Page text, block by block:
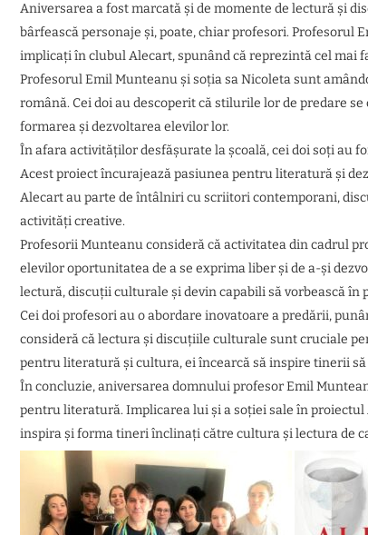
Aniversarea a fost marcată și de momente de lectură și
bârfească personaje și, poate, chiar profesori.
implicați în clubul Alecart, spunând că reprezintă cel mai
Profesorul Emil Munteanu și soția sa Nicoleta sunt
română. Cei doi au descoperit că stilurile lor de predare
formarea și dezvoltarea elevilor lor.
În afara activităților desfășurate la școală, cei doi soți au
Acest proiect încurajează pasiunea pentru literatură și
Alecart au parte de întâlniri cu scriitori contemporani,
activități creative.
Profesorii Munteanu consideră că activitatea din cadrul
elevilor oportunitatea de a se exprima liber și de a-și
lectură, discuții culturale și devin capabili să vorbească
Cei doi profesori au o abordare inovatoare a predării,
consideră că lectura și discuțiile culturale sunt cruciale
pentru literatură și cultura, ei încearcă să inspire tinerii
În concluzie, aniversarea domnului profesor Emil
pentru literatură. Implicarea lui și a soției sale în
inspira și forma tineri înclinați către cultura și lectura de